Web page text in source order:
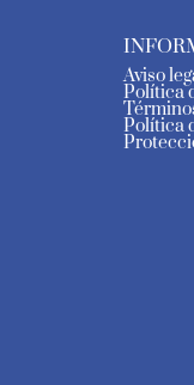
Aviso
Política
Política